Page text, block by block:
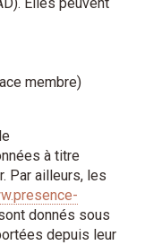
membre)
à titre
Par ailleurs, les
donnés sous
depuis leur